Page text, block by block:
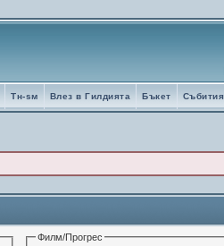
Събития
Бъкет
Влез в Гилдията
Tн-sм
Филм/Прогрес